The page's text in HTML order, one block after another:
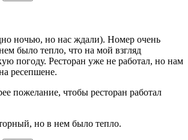
ночью, но нас ждали). Номер очень
было тепло, что на мой взгляд
погоду. Ресторан уже не работал, но нам
ресепшене.
пожелание, чтобы ресторан работал
но в нем было тепло.